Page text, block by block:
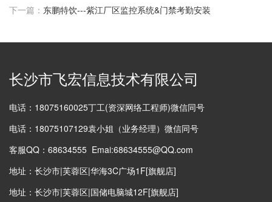
下一篇： 东鹏特饮---紫江厂区监控系统&门禁考勤安装
长沙市飞宏信息技术有限公司
电话：18075160025丁工(资深网络工程师)微信同号
电话：18075107129袁小姐（业务经理）微信同号
客服QQ：68634555 Emai:68634555@QQ.com
地址：长沙市|芙蓉区|华海3C广场1F[旗舰店]
地址：长沙市|芙蓉区|国储电脑城12F[旗舰店]